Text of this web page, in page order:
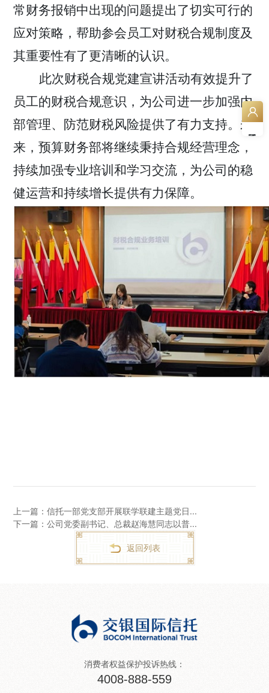
常财务报销中出现的问题提出了切实可行的
应对策略，帮助参会员工对财税合规制度及
其重要性有了更清晰的认识。
此次财税合规党建宣讲活动有效提升了
员工的财税合规意识，为公司进一步加强内
部管理、防范财税风险提供了有力支持。未
来，预算财务部将继续秉持合规经营理念，
持续加强专业培训和学习交流，为公司的稳
健运营和持续增长提供有力保障。
上一篇：信托一部党支部开展联学联建主题党日...
返回列表
下一篇：公司党委副书记、总裁赵海慧同志以普...
消费者权益保护投诉热线：
4008-888-559